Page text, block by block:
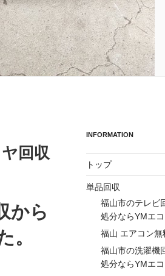
回収
から
。
INFORMATION
トップ
単品回収
福山市のテレビ
処分ならYMエコ
福山 エアコン無
福山市の洗濯機
処分ならYMエコ